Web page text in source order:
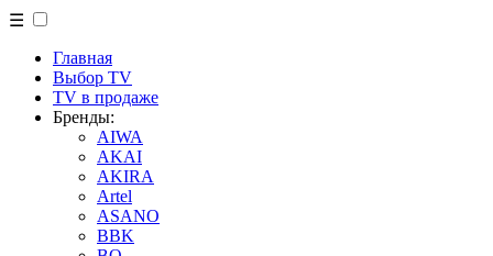
☰
Главная
Выбор TV
TV в продаже
Бренды:
AIWA
AKAI
AKIRA
Artel
ASANO
BBK